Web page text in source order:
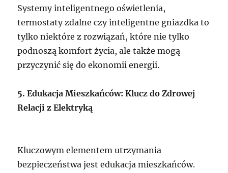
Systemy inteligentnego oświetlenia,
termostaty zdalne czy inteligentne gniazdka to
tylko niektóre z rozwiązań, które nie tylko
podnoszą komfort życia, ale także mogą
przyczynić się do ekonomii energii.
5. Edukacja Mieszkańców: Klucz do Zdrowej
Relacji z Elektryką
Kluczowym elementem utrzymania
bezpieczeństwa jest edukacja mieszkańców.